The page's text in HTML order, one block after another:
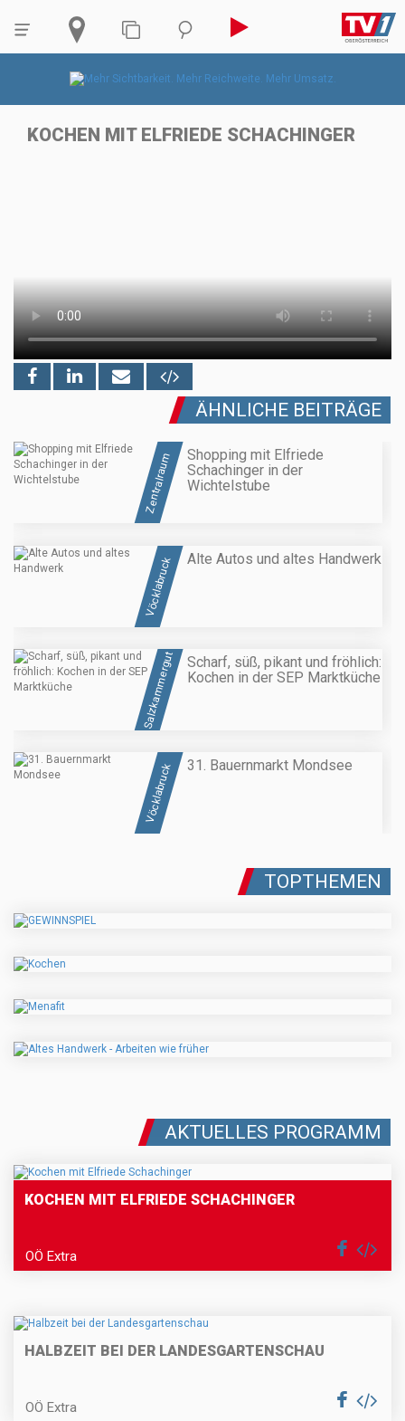
KOCHEN MIT ELFRIEDE SCHACHINGER
ÄHNLICHE BEITRÄGE
Zentralraum
Shopping mit Elfriede
Schachinger in der
Wichtelstube
Vöcklabruck Alte Autos und altes Handwerk
Salzkammergut
Scharf, süß, pikant und fröhlich:
Kochen in der SEP Marktküche
Vöcklabruck 31. Bauernmarkt Mondsee
TOPTHEMEN
AKTUELLES PROGRAMM
KOCHEN MIT ELFRIEDE SCHACHINGER
OÖ Extra
HALBZEIT BEI DER LANDESGARTENSCHAU
OÖ Extra